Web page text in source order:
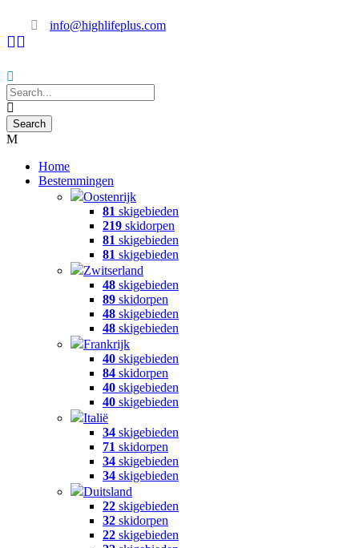
info@highlifeplus.com
Home
Bestemmingen
Oostenrijk
81 skigebieden
219 skidorpen
81 skigebieden
81 skigebieden
Zwitserland
48 skigebieden
89 skidorpen
48 skigebieden
48 skigebieden
Frankrijk
40 skigebieden
84 skidorpen
40 skigebieden
40 skigebieden
Italië
34 skigebieden
71 skidorpen
34 skigebieden
34 skigebieden
Duitsland
22 skigebieden
32 skidorpen
22 skigebieden